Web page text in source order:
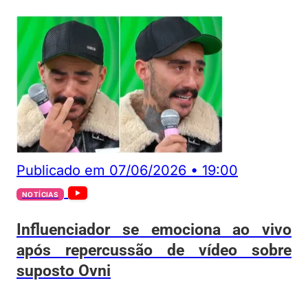
Publicado em 07/06/2026 • 19:00
NOTÍCIAS
Influenciador se emociona ao vivo
após repercussão de vídeo sobre
suposto Ovni